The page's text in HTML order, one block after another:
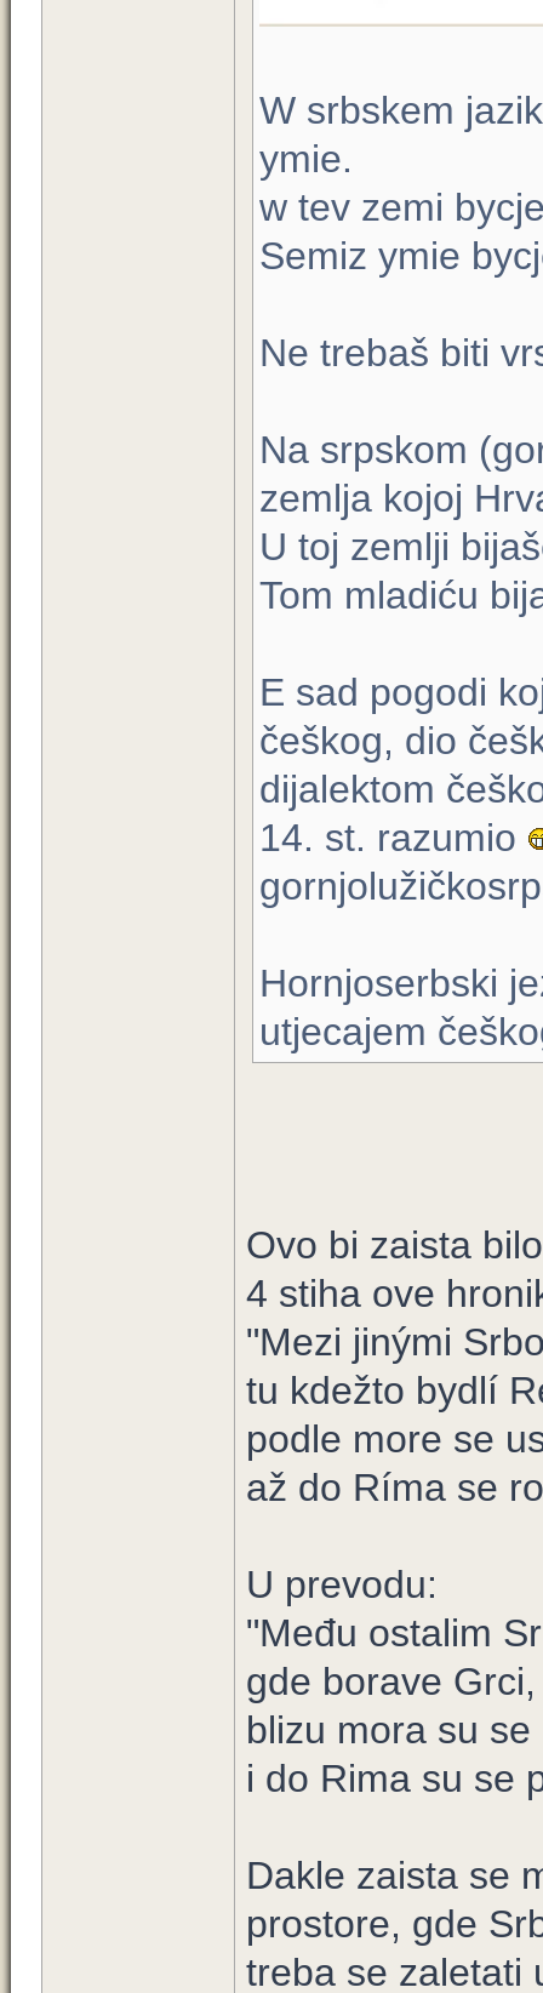
W srbskem
ymie.
w tev zemi
Semiz ymie
Ne trebaš biti
Na srpskom
zemlja kojoj
U toj zemlji
Tom mladiću
E sad pogodi
češkog, dio
dijalektom
14. st. razumio
Hornjoserbski
utjecajem
Ovo bi zaista
4 stiha ove
"Mezi jinými
tu kdežto bydlí
podle more se
až do Ríma se
U prevodu:
"Među ostalim
gde borave Grci,
blizu mora su se
i do Rima su se
Dakle zaista se
prostore, gde
treba se zaletati